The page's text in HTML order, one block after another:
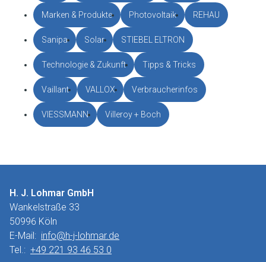
Marken & Produkte Photovoltaik REHAU
Sanipa Solar STIEBEL ELTRON
Technologie & Zukunft Tipps & Tricks
Vaillant VALLOX Verbraucherinfos
VIESSMANN Villeroy + Boch
H. J. Lohmar GmbH
Wankelstraße 33
50996 Köln
E-Mail: info@h-j-lohmar.de
Tel.: +49 221 93 46 53 0